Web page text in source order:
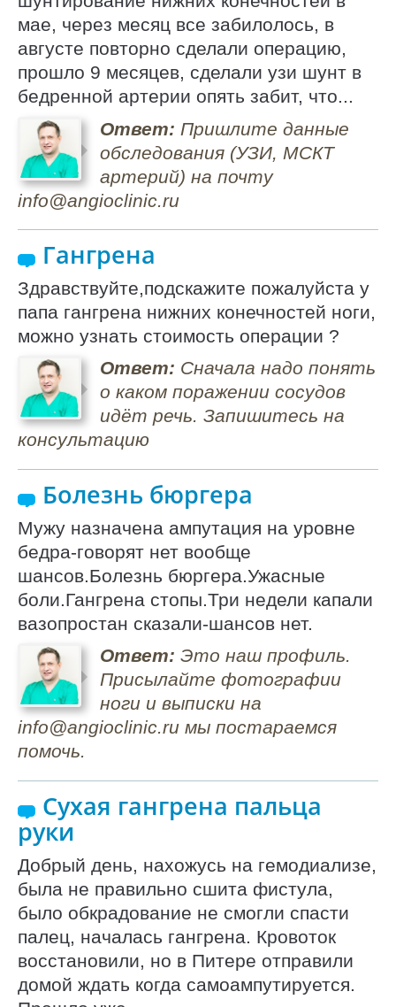
мае, через месяц все забилолось, в
августе повторно сделали операцию,
прошло 9 месяцев, сделали узи шунт в
бедренной артерии опять забит, что...
Ответ: Пришлите данные
обследования (УЗИ, МСКТ
артерий) на почту
info@angioclinic.ru
Гангрена
Здравствуйте,подскажите пожалуйста у
папа гангрена нижних конечностей ноги,
можно узнать стоимость операции ?
Ответ: Сначала надо понять
о каком поражении сосудов
идёт речь. Запишитесь на
консультацию
Болезнь бюргера
Мужу назначена ампутация на уровне
бедра-говорят нет вообще
шансов.Болезнь бюргера.Ужасные
боли.Гангрена стопы.Три недели капали
вазопростан сказали-шансов нет.
Ответ: Это наш профиль.
Присылайте фотографии
ноги и выписки на
info@angioclinic.ru мы постараемся
помочь.
Сухая гангрена пальца
руки
Добрый день, нахожусь на гемодиализе,
была не правильно сшита фистула,
было обкрадование не смогли спасти
палец, началась гангрена. Кровоток
восстановили, но в Питере отправили
домой ждать когда самоампутируется.